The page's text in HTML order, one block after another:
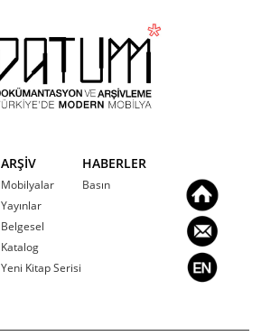
ARŞİV
Mobilyalar
Yayınlar
Belgesel
Katalog
Yeni Kitap Serisi
HABERLER
Basın